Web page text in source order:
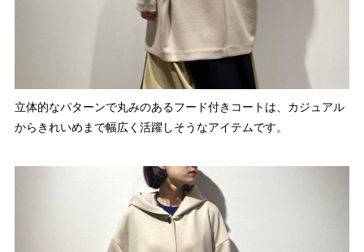
立体的なパターンで丸みのあるフード付きコートは、カジュアル
からきれいめまで幅広く活躍しそうなアイテムです。